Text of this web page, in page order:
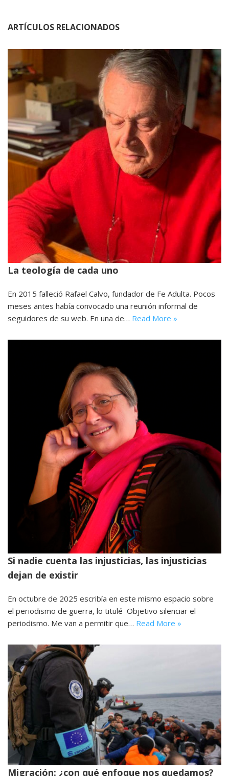
ARTÍCULOS RELACIONADOS
La teología de cada uno
En 2015 falleció Rafael Calvo, fundador de Fe Adulta. Pocos
meses antes había convocado una reunión informal de
seguidores de su web. En una de… Read More »
Si nadie cuenta las injusticias, las injusticias
dejan de existir
En octubre de 2025 escribía en este mismo espacio sobre
el periodismo de guerra, lo titulé Objetivo silenciar el
periodismo. Me van a permitir que… Read More »
Migración: ¿con qué enfoque nos quedamos?